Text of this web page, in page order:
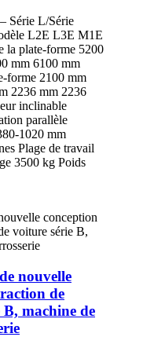
Série L/Série
L2E L3E M1E
la plate-forme 5200
mm 6100 mm
forme 2100 mm
2236 mm 2236
inclinable
parallèle
1020 mm
Plage de travail
3500 kg Poids
nouvelle
de
B, machine de